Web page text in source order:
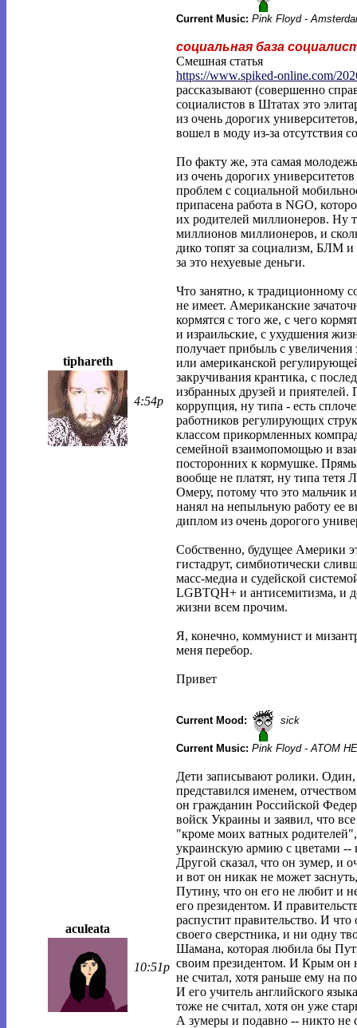
Current Music: Pink Floyd -
tiphareth
4:54p
социальная база
Смешная статья
https://www.spiked-online.com/
рассказывают (совершенно
социалистов в Штатах это
из очень дорогих
вошел в моду из-за отсутствия
По факту же, эта самая
из очень дорогих
проблем с социальной
припасена работа в NGO,
их родителей миллионеров. Ну
миллионов миллионеров, и
дико топят за социализм, БЛМ и
за это нехуевые деньги.
Что занятно, к традиционному
не имеет. Американские
кормятся с того же, с чего
и израильские, с ухудшения
получает прибыль с увеличения
или американской
закручивания крантика, с
избранных друзей и приятелей.
коррупция, ну типа - есть
работников регулирующих
классом прикормленных
семейной взаимопомощью и
посторонних к кормушке.
вообще не платят, ну типа тетя
Омеру, потому что это мальчик
нанял на непыльную работу ее
диплом из очень дорогого
Собственно, будущее Америки
гистадрут, симбиотически
масс-медиа и судейской
LGBTQH+ и антисемитизма, и
жизни всем прочим.
Я, конечно, коммунист и
меня перебор.
Привет
Current Mood: sick
Current Music: Pink Floyd - ATOM
aculeata
10:51p
Дети записывают ролики.
представился именем,
он гражданин Российской
войск Украины и заявил, что
"кроме моих ватных родителей",
украинскую армию с цветами --
Другой сказал, что он зумер, и
и вот он никак не может
Путину, что он его не любит и
его президентом. И
распустит правительство. И
своего сверстника, и ни одну
Шамана, которая любила бы
своим президентом. И Крым он
не считал, хотя раньше ему на
И его учитель английского
тоже не считал, хотя он уже
А зумеры и подавно -- никто